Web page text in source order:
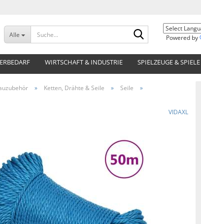
Alle
Suche...
Powered by
WIRTSCHAFT & INDUSTRIE SPIELZEUGE & SPIELE
» Ketten, Drähte & Seile » Seile
»
VIDAXL